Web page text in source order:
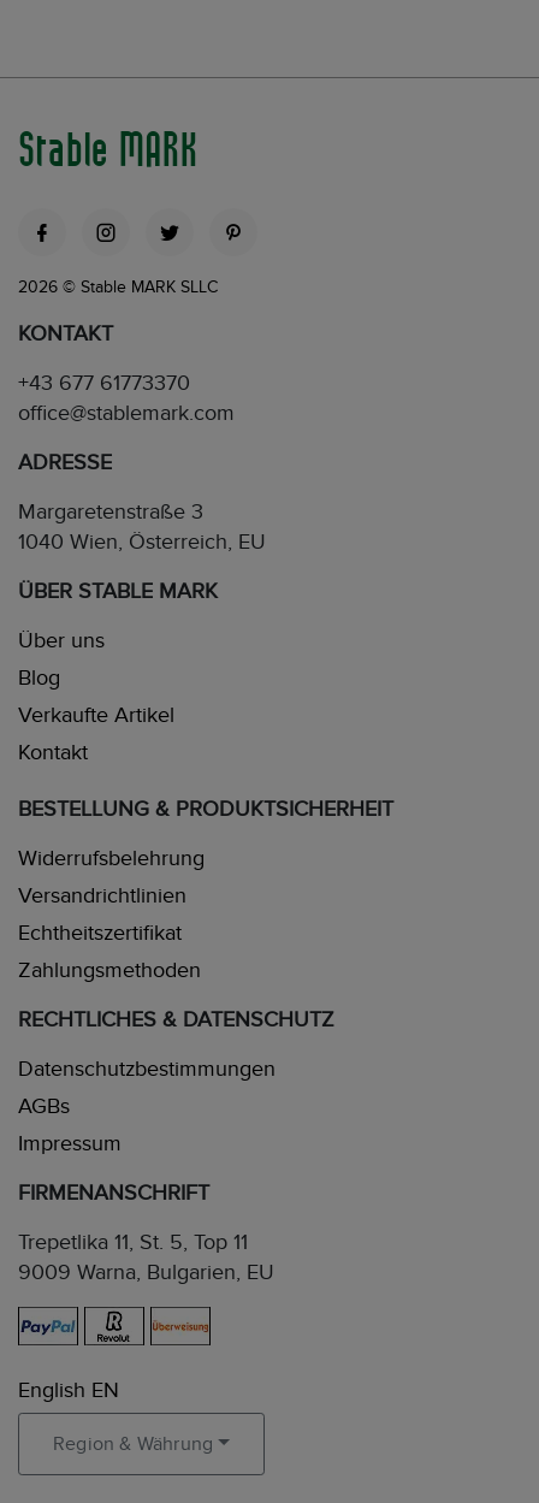
Stable MARK
2026 © Stable MARK SLLC
KONTAKT
+43 677 61773370
office@stablemark.com
ADRESSE
Margaretenstraße 3
1040 Wien, Österreich, EU
ÜBER STABLE MARK
Über uns
Blog
Verkaufte Artikel
Kontakt
BESTELLUNG & PRODUKTSICHERHEIT
Widerrufsbelehrung
Versandrichtlinien
Echtheitszertifikat
Zahlungsmethoden
RECHTLICHES & DATENSCHUTZ
Datenschutzbestimmungen
AGBs
Impressum
FIRMENANSCHRIFT
Trepetlika 11, St. 5, Top 11
9009 Warna, Bulgarien, EU
English EN
Region & Währung